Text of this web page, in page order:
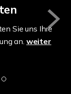
Sie uns Ihre
an. weiter